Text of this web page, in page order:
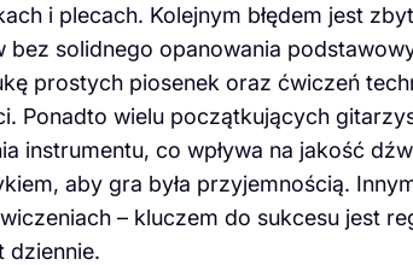
i plecach. Kolejnym błędem jest
bez solidnego opanowania
prostych piosenek oraz ćwiczeń
Ponadto wielu początkujących
instrumentu, co wpływa na jakość
aby gra była przyjemnością.
– kluczem do sukcesu jest
dziennie.